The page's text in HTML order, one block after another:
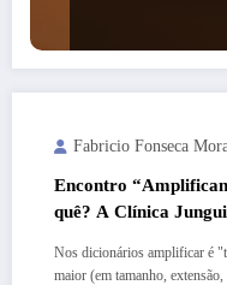
Fabricio Fonseca
Encontro
quê? A Clínica
Nos dicionários amplificar é
maior (em tamanho,